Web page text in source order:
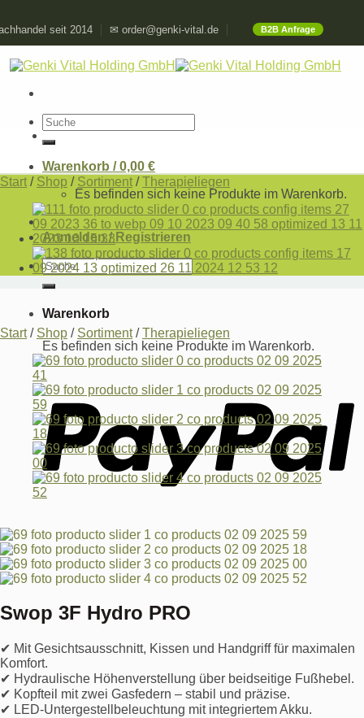
to
content
seit 2014 ✉ order@genki-vital.de B2B Anfrage
Suchen
nach:
Warenkorb /0,00 €
Es befinden sich keine Produkte im Warenkorb.
Anmelden / Registrieren
Suchen
nach:
Warenkorb
Es befinden sich keine Produkte im Warenkorb.
Start / Shop / Sortiment / Therapieliegen
Start / Shop / Sortiment / Therapieliegen
Swop 3F Hydro PRO
✔ Mit Gesichtsausschnitt, Kissen und Handgriff für maximalen
Komfort.
✔ Hydraulische Höhenverstellung über beidseitige Fußhebel.
✔ Kopfteil mit zwei Gasfedern – stabil und präzise.
✔ LED-Untergestellbeleuchtung mit integriertem Akku.